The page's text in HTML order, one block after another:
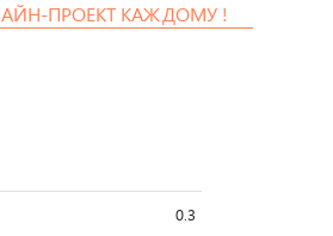
ПРОЕКТ КАЖДОМУ !
0.3